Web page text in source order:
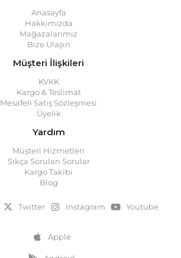
Anasayfa
Hakkımızda
Mağazalarımız
Bize Ulaşın
Müşteri İlişkileri
KVKK
Kargo & Teslimat
Mesafeli Satış Sözleşmesi
Üyelik
Yardım
Müşteri Hizmetleri
Sıkça Sorulan Sorular
Kargo Takibi
Blog
Twitter Instagram Youtube
Apple